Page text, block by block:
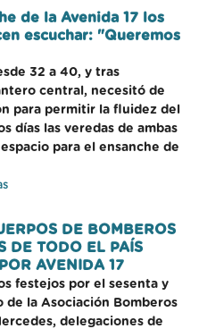
de la Avenida 17 los
escuchar: "Queremos
32 a 40, y tras
central, necesitó de
para permitir la fluidez del
días las veredas de ambas
para el ensanche de
DE BOMBEROS
DE TODO EL PAÍS
AVENIDA 17
festejos por el sesenta y
de la Asociación Bomberos
delegaciones de